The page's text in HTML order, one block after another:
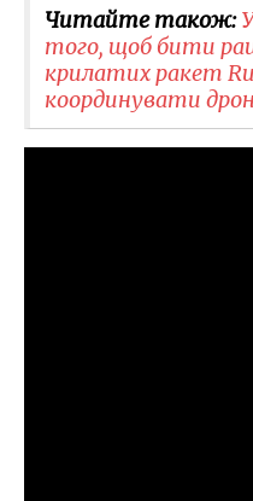
Читайте також:
того, щоб бити
крилатих ракет
координувати